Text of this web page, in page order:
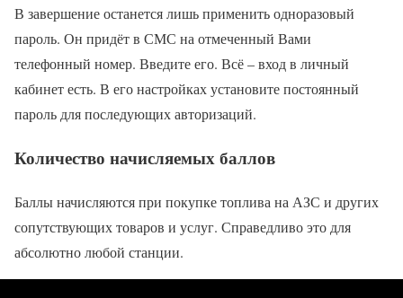
В завершение останется лишь применить одноразовый
пароль. Он придёт в СМС на отмеченный Вами
телефонный номер. Введите его. Всё – вход в личный
кабинет есть. В его настройках установите постоянный
пароль для последующих авторизаций.
Количество начисляемых баллов
Баллы начисляются при покупке топлива на АЗС и других
сопутствующих товаров и услуг. Справедливо это для
абсолютно любой станции.